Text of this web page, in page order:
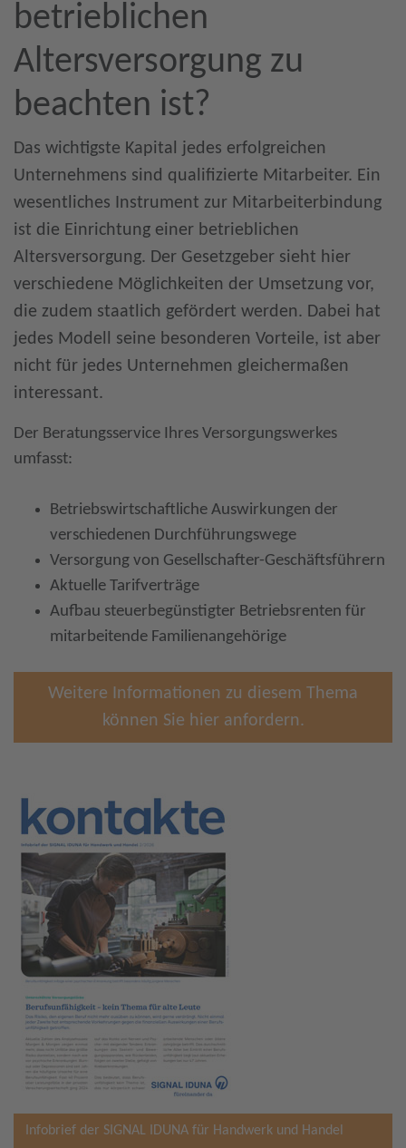
betrieblichen
Altersversorgung zu
beachten ist?
Das wichtigste Kapital jedes erfolgreichen
Unternehmens sind qualifizierte Mitarbeiter. Ein
wesentliches Instrument zur Mitarbeiterbindung
ist die Einrichtung einer betrieblichen
Altersversorgung. Der Gesetzgeber sieht hier
verschiedene Möglichkeiten der Umsetzung vor,
die zudem staatlich gefördert werden. Dabei hat
jedes Modell seine besonderen Vorteile, ist aber
nicht für jedes Unternehmen gleichermaßen
interessant.
Der Beratungsservice Ihres Versorgungswerkes
umfasst:
Betriebswirtschaftliche Auswirkungen der
verschiedenen Durchführungswege
Versorgung von Gesellschafter-Geschäftsführern
Aktuelle Tarifverträge
Aufbau steuerbegünstigter Betriebsrenten für
mitarbeitende Familienangehörige
Weitere Informationen zu diesem Thema
können Sie hier anfordern.
Infobrief der SIGNAL IDUNA für Handwerk und Handel